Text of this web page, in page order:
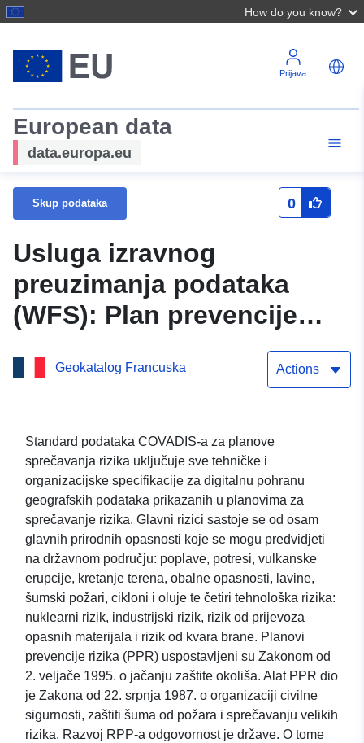
How do you know?
Prijava
European data
data.europa.eu
Skup podataka 0
Usluga izravnog
preuzimanja podataka
(WFS): Plan prevencije
(PPRN) općine VEBRE
Geokatalog Francuska Actions
Standard podataka COVADIS-a za planove
sprečavanja rizika uključuje sve tehničke i
organizacijske specifikacije za digitalnu pohranu
geografskih podataka prikazanih u planovima za
sprečavanje rizika. Glavni rizici sastoje se od osam
glavnih prirodnih opasnosti koje se mogu predvidjeti
na državnom području: poplave, potresi, vulkanske
erupcije, kretanje terena, obalne opasnosti, lavine,
šumski požari, cikloni i oluje te četiri tehnološka rizika:
nuklearni rizik, industrijski rizik, rizik od prijevoza
opasnih materijala i rizik od kvara brane. Planovi
prevencije rizika (PPR) uspostavljeni su Zakonom od
2. veljače 1995. o jačanju zaštite okoliša. Alat PPR dio
je Zakona od 22. srpnja 1987. o organizaciji civilne
sigurnosti, zaštiti šuma od požara i sprečavanju velikih
rizika. Razvoj RPP-a odgovornost je države. O tome